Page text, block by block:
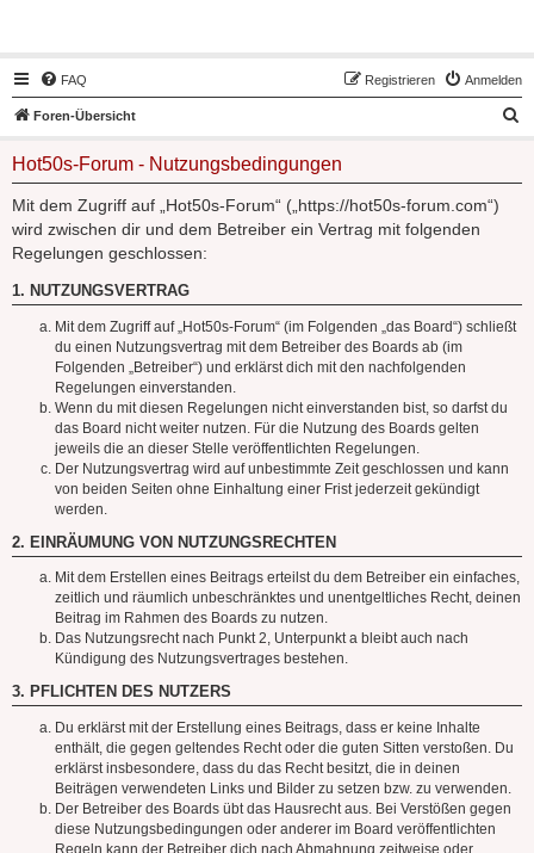
FAQ Anmelden
Registrieren
Foren-Übersicht
Hot50s-Forum - Nutzungsbedingungen
Mit dem Zugriff auf „Hot50s-Forum“ („https://hot50s-forum.com“)
wird zwischen dir und dem Betreiber ein Vertrag mit folgenden
Regelungen geschlossen:
1. NUTZUNGSVERTRAG
Mit dem Zugriff auf „Hot50s-Forum“ (im Folgenden „das Board“) schließt
du einen Nutzungsvertrag mit dem Betreiber des Boards ab (im
Folgenden „Betreiber“) und erklärst dich mit den nachfolgenden
Regelungen einverstanden.
Wenn du mit diesen Regelungen nicht einverstanden bist, so darfst du
das Board nicht weiter nutzen. Für die Nutzung des Boards gelten
jeweils die an dieser Stelle veröffentlichten Regelungen.
Der Nutzungsvertrag wird auf unbestimmte Zeit geschlossen und kann
von beiden Seiten ohne Einhaltung einer Frist jederzeit gekündigt
werden.
2. EINRÄUMUNG VON NUTZUNGSRECHTEN
Mit dem Erstellen eines Beitrags erteilst du dem Betreiber ein einfaches,
zeitlich und räumlich unbeschränktes und unentgeltliches Recht, deinen
Beitrag im Rahmen des Boards zu nutzen.
Das Nutzungsrecht nach Punkt 2, Unterpunkt a bleibt auch nach
Kündigung des Nutzungsvertrages bestehen.
3. PFLICHTEN DES NUTZERS
Du erklärst mit der Erstellung eines Beitrags, dass er keine Inhalte
enthält, die gegen geltendes Recht oder die guten Sitten verstoßen. Du
erklärst insbesondere, dass du das Recht besitzt, die in deinen
Beiträgen verwendeten Links und Bilder zu setzen bzw. zu verwenden.
Der Betreiber des Boards übt das Hausrecht aus. Bei Verstößen gegen
diese Nutzungsbedingungen oder anderer im Board veröffentlichten
Regeln kann der Betreiber dich nach Abmahnung zeitweise oder